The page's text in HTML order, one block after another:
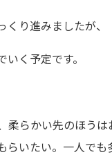
り進みましたが、
く予定です。
柔らかい先のほう
いたい。一人で